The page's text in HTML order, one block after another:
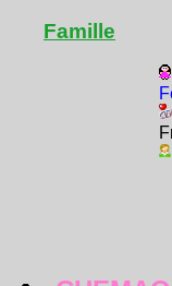
Famille